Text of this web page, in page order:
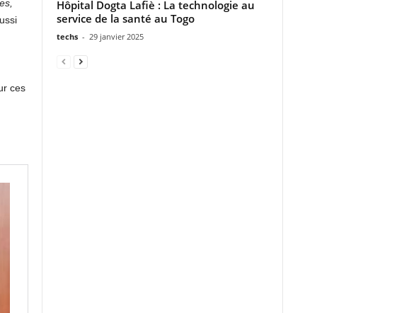
ces
Hôpital Dogta Lafiè : La technologie au
service de la santé au Togo
techs - 29 janvier 2025